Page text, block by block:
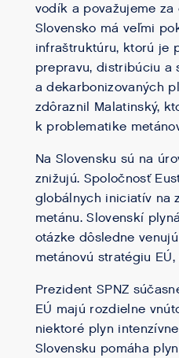
vodík a považujeme
Slovensko má veľmi
infraštruktúru, ktorú je
prepravu, distribúciu a
a dekarbonizovaných
zdôraznil Malatinský,
k problematike
Na Slovensku sú na
znižujú. Spoločnosť
globálnych iniciatív na
metánu. Slovenskí
otázke dôsledne
metánovú stratégiu
Prezident SPNZ
EÚ majú rozdielne
niektoré plyn
Slovensku pomáha